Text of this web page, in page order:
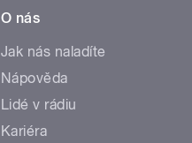
O nás
Jak nás naladíte
Nápověda
Lidé v rádiu
Kariéra